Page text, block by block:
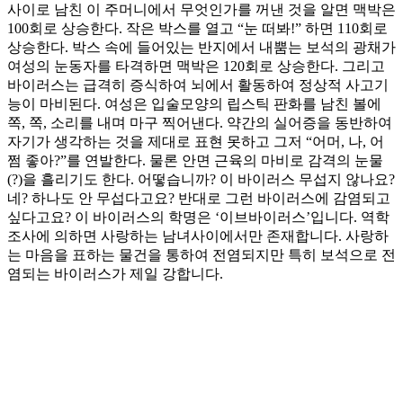
사이로 남친 이 주머니에서 무엇인가를 꺼낸 것을 알면 맥박은
100회로 상승한다. 작은 박스를 열고 “눈 떠봐!” 하면 110회로
상승한다. 박스 속에 들어있는 반지에서 내뿜는 보석의 광채가
여성의 눈동자를 타격하면 맥박은 120회로 상승한다. 그리고
바이러스는 급격히 증식하여 뇌에서 활동하여 정상적 사고기
능이 마비된다. 여성은 입술모양의 립스틱 판화를 남친 볼에
쪽, 쪽, 소리를 내며 마구 찍어낸다. 약간의 실어증을 동반하여
자기가 생각하는 것을 제대로 표현 못하고 그저 “어머, 나, 어
쩜 좋아?”를 연발한다. 물론 안면 근육의 마비로 감격의 눈물
(?)을 흘리기도 한다. 어떻습니까? 이 바이러스 무섭지 않나요?
네? 하나도 안 무섭다고요? 반대로 그런 바이러스에 감염되고
싶다고요? 이 바이러스의 학명은 ‘이브바이러스’입니다. 역학
조사에 의하면 사랑하는 남녀사이에서만 존재합니다. 사랑하
는 마음을 표하는 물건을 통하여 전염되지만 특히 보석으로 전
염되는 바이러스가 제일 강합니다.